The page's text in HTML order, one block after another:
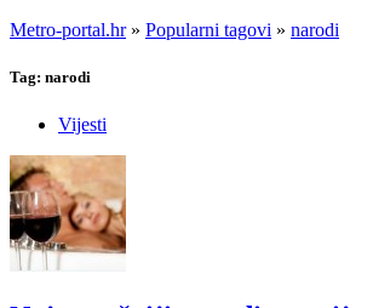
Metro-portal.hr» Popularni tagovi » narodi
Tag: narodi
Vijesti